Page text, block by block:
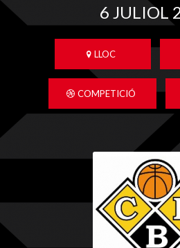
6 JULIOL
LLOC
COMPETICIÓ